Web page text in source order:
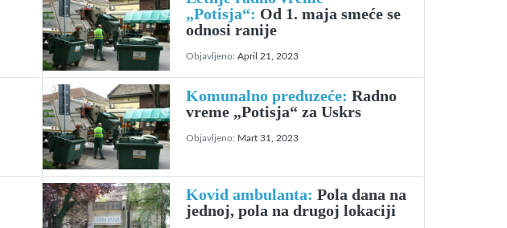
„Potisja“: Od 1. maja smeće se
odnosi ranije
Objavljeno: April 21, 2023
Komunalno preduzeće: Radno
vreme „Potisja“ za Uskrs
Objavljeno: Mart 31, 2023
Kovid ambulanta: Pola dana na
jednoj, pola na drugoj lokaciji